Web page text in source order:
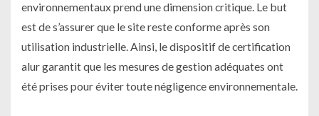
environnementaux prend une dimension critique. Le but
est de s’assurer que le site reste conforme après son
utilisation industrielle. Ainsi, le dispositif de certification
alur garantit que les mesures de gestion adéquates ont
été prises pour éviter toute négligence environnementale.